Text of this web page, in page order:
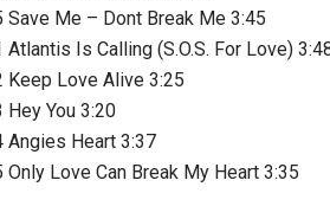
Save Me – Dont Break Me 3:45
Atlantis Is Calling (S.O.S. For Love)
Keep Love Alive 3:25
Hey You 3:20
Angies Heart 3:37
Only Love Can Break My Heart 3:35